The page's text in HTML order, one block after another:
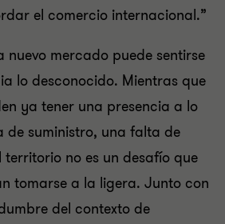
el comercio internacional.”
nuevo mercado puede sentirse
lo desconocido. Mientras que
ya tener una presencia a lo
de suministro, una falta de
no es un desafío que
tomarse a la ligera. Junto con
del contexto de